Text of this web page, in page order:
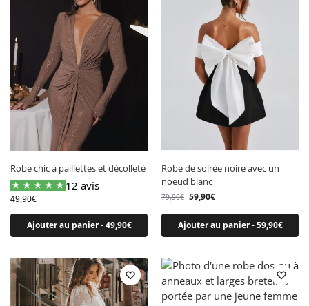
Robe hiver
Robe printemps
Mon compte
Liste de souhaits
FAQ
Contact
#ROBE CHIC
S'inscrire
Robe chic à paillettes et décolleté
12 avis
49,90€
Ajouter au panier - 49,90€
Robe de soirée noire avec un
noeud blanc
79,90€ 59,90€
Ajouter au panier - 59,90€